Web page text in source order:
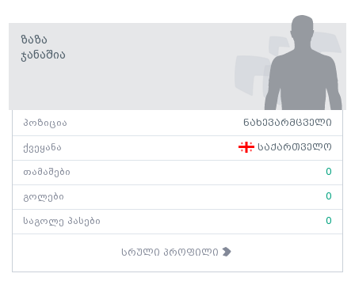
Ზაზა
Ჯანაშია
პოზიცია ნახევარმცველი
ქვეყანა საქართველო
თამაშები 0
გოლები 0
საგოლე პასები 0
სრული პროფილი